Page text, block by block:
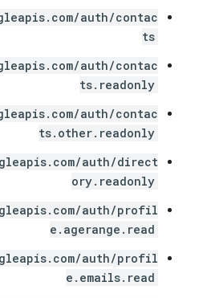
auth/contac
ts
auth/contac
ts.readonly
auth/contac
ts.other.readonly
auth/direct
ory.readonly
auth/profil
e.agerange.read
auth/profil
e.emails.read